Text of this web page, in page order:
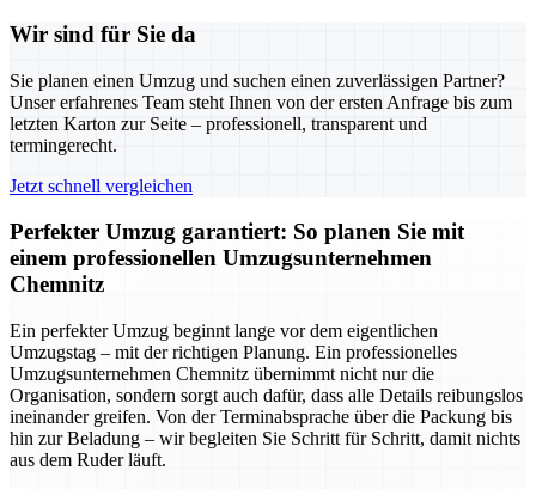
Wir sind für Sie da
Sie planen einen Umzug und suchen einen zuverlässigen Partner?
Unser erfahrenes Team steht Ihnen von der ersten Anfrage bis zum
letzten Karton zur Seite – professionell, transparent und
termingerecht.
Jetzt schnell vergleichen
Perfekter Umzug garantiert: So planen Sie mit
einem professionellen Umzugsunternehmen
Chemnitz
Ein perfekter Umzug beginnt lange vor dem eigentlichen
Umzugstag – mit der richtigen Planung. Ein professionelles
Umzugsunternehmen Chemnitz übernimmt nicht nur die
Organisation, sondern sorgt auch dafür, dass alle Details reibungslos
ineinander greifen. Von der Terminabsprache über die Packung bis
hin zur Beladung – wir begleiten Sie Schritt für Schritt, damit nichts
aus dem Ruder läuft.